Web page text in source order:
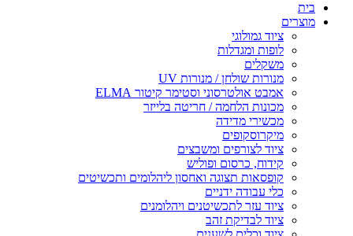
בית
מוצרים
ציוד גמולוגי
לופות ומגדלות
משקלים
מנורות שולחן / מנורות UV
אמבט אולטרסוני וסטימר קיטור ELMA
מכונות הלחמה / חריטה בלייזר
מכשירי מדידה
מיקרוסקופים
ציוד לצורפים ומשבצים
קידוח, כרסום ופוליש
קופסאות תצוגה ואחסון ליהלומים ותכשיטים
כלי עבודה ידניים
ציוד עזר לתכשיטנים ויהלומנים
ציוד לבדיקת זהב